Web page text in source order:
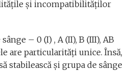
și incompatibilităților
– 0 (I) , A (II), B (III), AB
are particularități unice. Însă,
stabilească și grupa de sânge